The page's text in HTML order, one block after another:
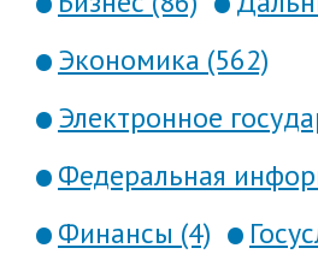
Экономика (562)
Электронное
Федеральная
Финансы (4)